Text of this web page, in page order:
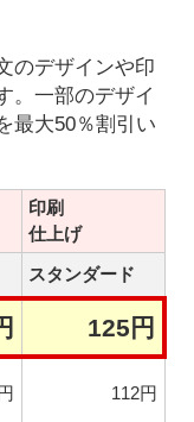
のデザインや印
。一部のデザイ
最大50％割引い
印刷
仕上げ
スタンダード
125円
112円